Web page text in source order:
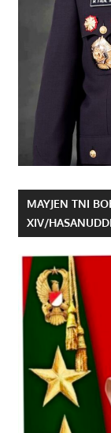
MAYJEN TNI
XIV/